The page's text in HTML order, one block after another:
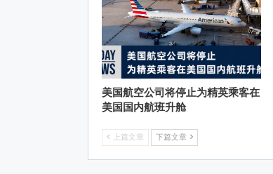
美国航空公司将停止为精英乘客在
美国国内航班升舱
上篇文章 下篇文章